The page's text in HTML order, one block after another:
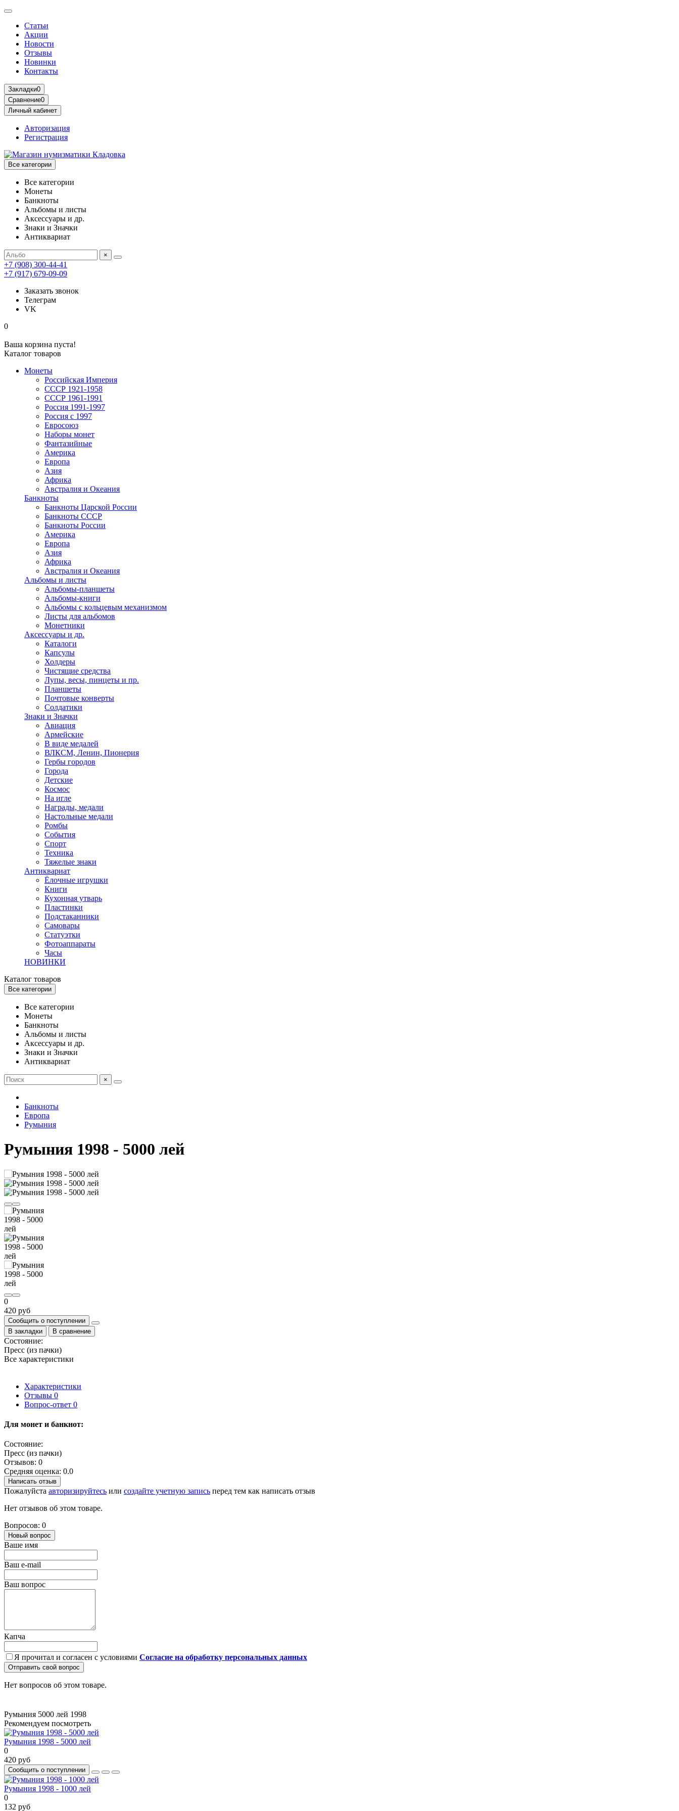
Статьи
Акции
Новости
Отзывы
Новинки
Контакты
Закладки0
Сравнение0
Личный кабинет
Авторизация
Регистрация
Все категории
Все категории
Монеты
Банкноты
Альбомы и листы
Аксессуары и др.
Знаки и Значки
Антиквариат
×
+7 (908) 300-44-41
+7 (917) 679-09-09
Заказать звонок
Телеграм
VK
0
Ваша корзина пуста!
Каталог товаров
Монеты
Российская Империя
СССР 1921-1958
СССР 1961-1991
Россия 1991-1997
Россия с 1997
Евросоюз
Наборы монет
Фантазийные
Америка
Европа
Азия
Африка
Австралия и Океания
Банкноты
Банкноты Царской России
Банкноты СССР
Банкноты России
Америка
Европа
Азия
Африка
Австралия и Океания
Альбомы и листы
Альбомы-планшеты
Альбомы-книги
Альбомы с кольцевым механизмом
Листы для альбомов
Монетники
Аксессуары и др.
Каталоги
Капсулы
Холдеры
Чистящие средства
Лупы, весы, пинцеты и пр.
Планшеты
Почтовые конверты
Солдатики
Знаки и Значки
Авиация
Армейские
В виде медалей
ВЛКСМ, Ленин, Пионерия
Гербы городов
Города
Детские
Космос
На игле
Награды, медали
Настольные медали
Ромбы
События
Спорт
Техника
Тяжелые знаки
Антиквариат
Ёлочные игрушки
Книги
Кухонная утварь
Пластинки
Подстаканники
Самовары
Статуэтки
Фотоаппараты
Часы
НОВИНКИ
Каталог товаров
Все категории
Все категории
Монеты
Банкноты
Альбомы и листы
Аксессуары и др.
Знаки и Значки
Антиквариат
×
Банкноты
Европа
Румыния
Румыния 1998 - 5000 лей
0
420 руб
Сообщить о поступлении
В закладки
В сравнение
Состояние:
Пресс (из пачки)
Все характеристики
Характеристики
Отзывы 0
Вопрос-ответ 0
Для монет и банкнот:
Состояние:
Пресс (из пачки)
Отзывов: 0
Средняя оценка: 0.0
Написать отзыв
Пожалуйста авторизируйтесь или создайте учетную запись перед тем как написать отзыв
Нет отзывов об этом товаре.
Вопросов: 0
Новый вопрос
Ваше имя
Ваш e-mail
Ваш вопрос
Капча
Я прочитал и согласен с условиями Согласие на обработку персональных данных
Отправить свой вопрос
Нет вопросов об этом товаре.
Румыния 5000 лей 1998
Рекомендуем посмотреть
Румыния 1998 - 5000 лей
0
420 руб
Сообщить о поступлении
Румыния 1998 - 1000 лей
0
132 руб